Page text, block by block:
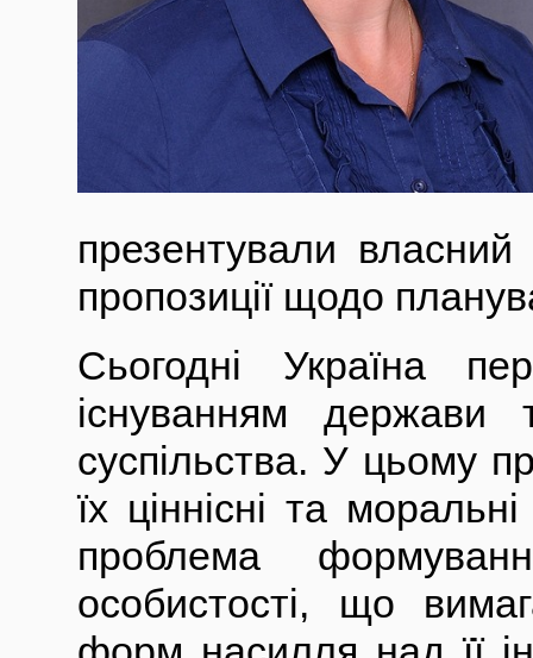
презентували
пропозиції щодо
Сьогодні Україна
існуванням держави
суспільства. У цьому
їх ціннісні та
проблема
особистості, що